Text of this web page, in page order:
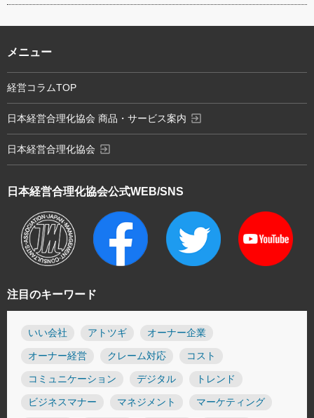
注目のキーワード
いい会社 アトツギ オーナー企業
オーナー経営 クレーム対応 コスト
コミュニケーション デジタル トレンド
ビジネスマナー マネジメント マーケティング
日本経営合理化協会公式WEB/SNS
メニュー
経営コラムTOP
日本経営合理化協会 商品・サービス案内 exit_to_app
日本経営合理化協会 exit_to_app